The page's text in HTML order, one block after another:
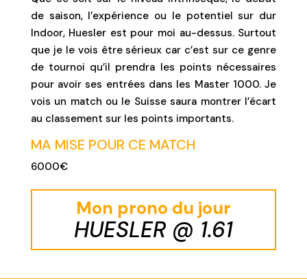
de saison, l’expérience ou le potentiel sur dur
Indoor, Huesler est pour moi au-dessus. Surtout
que je le vois être sérieux car c’est sur ce genre
de tournoi qu’il prendra les points nécessaires
pour avoir ses entrées dans les Master 1000. Je
vois un match ou le Suisse saura montrer l’écart
au classement sur les points importants.
MA MISE POUR CE MATCH
6000€
Mon prono du jour
HUESLER @ 1.61